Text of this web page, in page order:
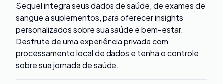
Sequel integra seus dados de saúde, de exames de
sangue a suplementos, para oferecer insights
personalizados sobre sua saúde e bem-estar.
Desfrute de uma experiência privada com
processamento local de dados e tenha o controle
sobre sua jornada de saúde.